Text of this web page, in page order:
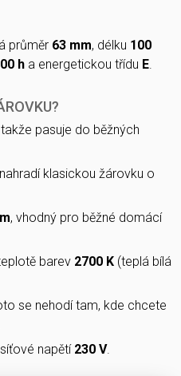
průměr 63 mm, délku 100
h a energetickou třídu E.
takže pasuje do běžných
klasickou žárovku o
, vhodný pro běžné domácí
barev 2700 K (teplá bílá
se nehodí tam, kde chcete
napětí 230 V.